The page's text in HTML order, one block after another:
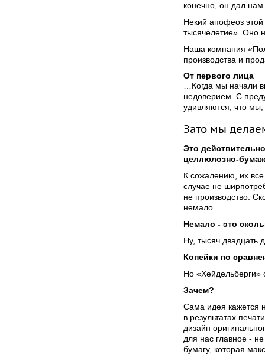
конечно, он дал нам
Некий апофеоз
тысячелетие». Оно
Наша компания
производства и
От первого лица
…Когда мы начали
недоверием. С
удивляются, что
Зато мы
Это
целлюлозно-
К сожалению, их
случае не
не производство.
немало.
Немало - это
Ну, тысяч двадцать
Копейки по
Но «Хейдельберги»
Зачем?
Сама идея кажется
в результатах
дизайн
для нас главное -
бумагу, которая